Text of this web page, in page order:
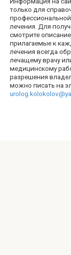
только для
лечения. Для
смотрите
прилагаемые к
лечения всегда
лечащему врачу
медицинскому
разрешения
можно писать на